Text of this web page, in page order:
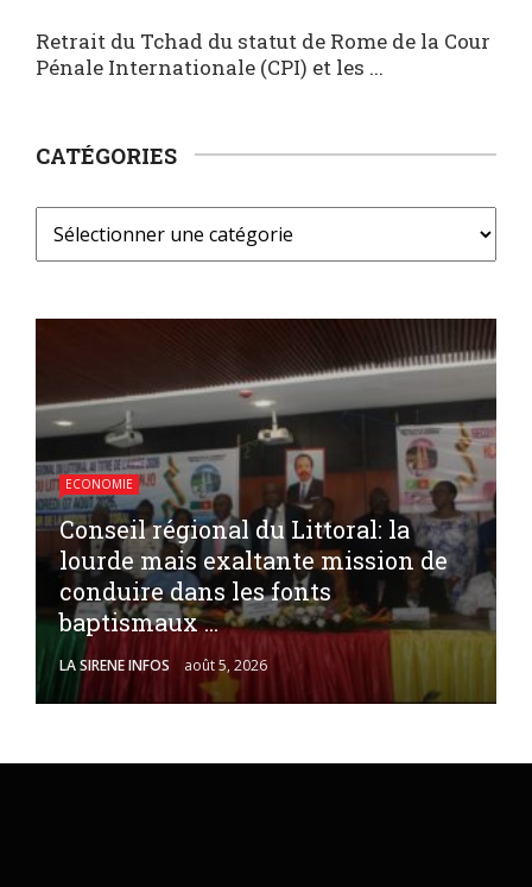
Retrait du Tchad du statut de Rome de la Cour
Pénale Internationale (CPI) et les ...
CATÉGORIES
ECONOMIE
Conseil régional du Littoral: la
lourde mais exaltante mission de
conduire dans les fonts
baptismaux ...
LA SIRENE INFOS août 5, 2026